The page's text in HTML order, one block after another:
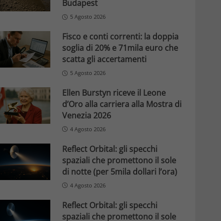
Budapest
5 Agosto 2026
Fisco e conti correnti: la doppia
soglia di 20% e 71mila euro che
scatta gli accertamenti
5 Agosto 2026
Ellen Burstyn riceve il Leone
d’Oro alla carriera alla Mostra di
Venezia 2026
4 Agosto 2026
Reflect Orbital: gli specchi
spaziali che promettono il sole
di notte (per 5mila dollari l’ora)
4 Agosto 2026
Reflect Orbital: gli specchi
spaziali che promettono il sole